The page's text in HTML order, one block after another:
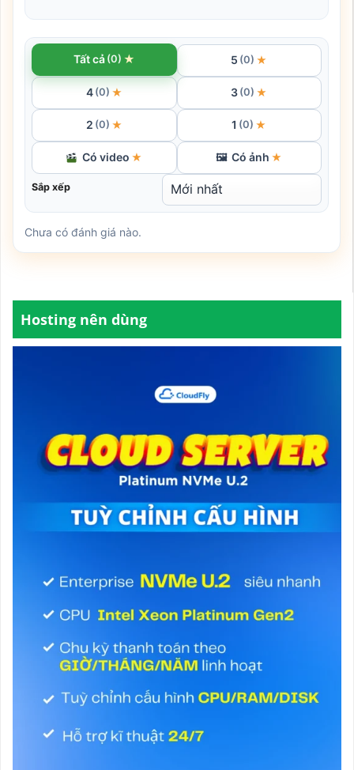
Tất cả (0) ★ 5 (0) ★
4 (0) ★ 3 (0) ★
2 (0) ★ 1 (0) ★
Có video ★ 🖼 Có ảnh ★
Sắp xếp
Chưa có đánh giá nào.
Hosting nên dùng